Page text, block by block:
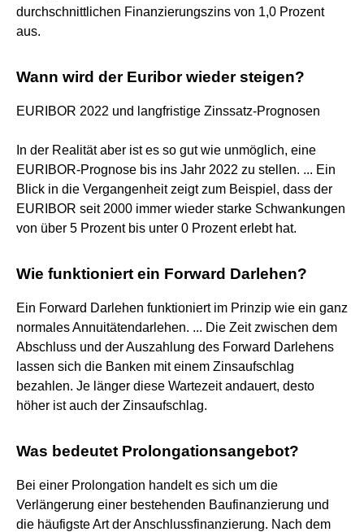
durchschnittlichen Finanzierungszins von 1,0 Prozent
aus.
Wann wird der Euribor wieder steigen?
EURIBOR 2022 und langfristige Zinssatz-Prognosen
In der Realität aber ist es so gut wie unmöglich, eine
EURIBOR-Prognose bis ins Jahr 2022 zu stellen. ... Ein
Blick in die Vergangenheit zeigt zum Beispiel, dass der
EURIBOR seit 2000 immer wieder starke Schwankungen
von über 5 Prozent bis unter 0 Prozent erlebt hat.
Wie funktioniert ein Forward Darlehen?
Ein Forward Darlehen funktioniert im Prinzip wie ein ganz
normales Annuitätendarlehen. ... Die Zeit zwischen dem
Abschluss und der Auszahlung des Forward Darlehens
lassen sich die Banken mit einem Zinsaufschlag
bezahlen. Je länger diese Wartezeit andauert, desto
höher ist auch der Zinsaufschlag.
Was bedeutet Prolongationsangebot?
Bei einer Prolongation handelt es sich um die
Verlängerung einer bestehenden Baufinanzierung und
die häufigste Art der Anschlussfinanzierung. Nach dem